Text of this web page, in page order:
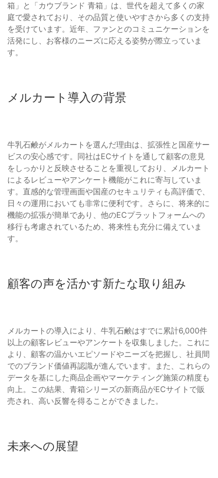
箱」と「カウブランド 青箱」は、世代を超えて多くの家
庭で愛されており、その品質と使いやすさから多くの支持
を受けています。近年、ファンとのコミュニケーションを
活発にし、お客様のニーズに応える姿勢が際立っていま
す。
メルカート導入の背景
牛乳石鹸がメルカートを選んだ理由は、拡張性と国産サー
ビスの安心感です。同社はECサイトを通して顧客の意見
をしっかりと反映させることを重視しており、メルカート
によるレビューやアンケート機能がこれに寄与していま
す。直感的な管理画面や国産のセキュリティも高評価で、
日々の運用においても非常に便利です。さらに、将来的に
機能の拡張が簡単であり、他のECプラットフォームへの
移行も考慮されているため、将来性も充分に備えていま
す。
顧客の声を活かす新たな取り組み
メルカートの導入により、牛乳石鹸はすでに累計6,000件
以上の顧客レビューやアンケートを収集しました。これに
より、顧客の温かいエピソードやニーズを把握し、社員間
でのブランド価値再認識が進んでいます。また、これらの
データを基にした商品企画やマーケティング施策の精度も
向上。この結果、青箱シリーズの新商品がECサイトで販
売され、高い反響を得ることができました。
未来への展望